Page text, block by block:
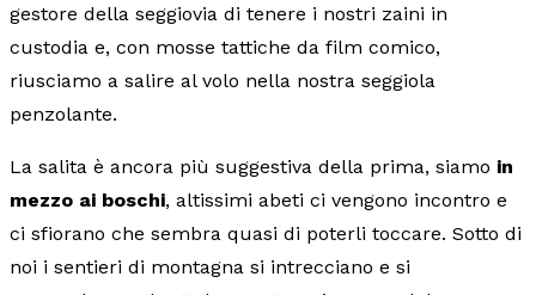
gestore della seggiovia di tenere i nostri zaini in
custodia e, con mosse tattiche da film comico,
riusciamo a salire al volo nella nostra seggiola
penzolante.
La salita è ancora più suggestiva della prima, siamo in
mezzo ai boschi, altissimi abeti ci vengono incontro e
ci sfiorano che sembra quasi di poterli toccare. Sotto di
noi i sentieri di montagna si intrecciano e si